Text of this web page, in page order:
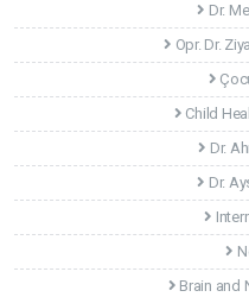
Dr.
Opr. Dr.
Child
Dr.
Dr.
Brain and